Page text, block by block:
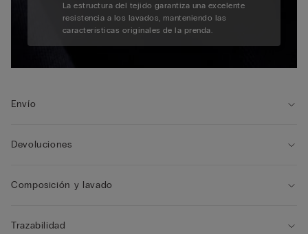
La estructura del tejido garantiza una excelente
resistencia a los lavados, manteniendo las
características originales de la prenda.
Envío
Devoluciones
Composición y lavado
Trazabilidad